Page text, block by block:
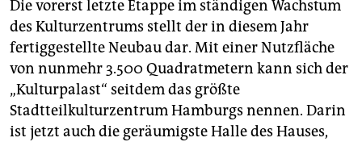
Die vorerst letzte Etappe im ständigen Wachstum
des Kulturzentrums stellt der in diesem Jahr
fertiggestellte Neubau dar. Mit einer Nutzfläche
von nunmehr 3.500 Quadratmetern kann sich der
„Kulturpalast“ seitdem das größte
Stadtteilkulturzentrum Hamburgs nennen. Darin
ist jetzt auch die geräumigste Halle des Hauses,